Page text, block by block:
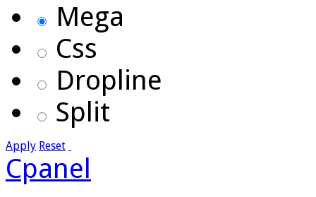
Mega
Css
Dropline
Split
Apply Reset
Cpanel